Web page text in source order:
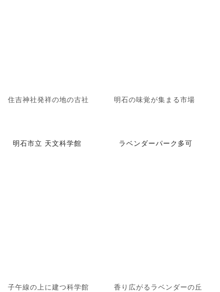
住吉神社発祥の地の古社 明石の味覚が集まる市場
明石市立 天文科学館
子午線の上に建つ科学館
ラベンダーパーク多可
香り広がるラベンダーの丘